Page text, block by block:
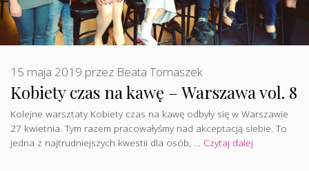
Kobiety czas na kawę – Warszawa vol. 8
15 maja 2019 przez Beata Tomaszek
Kolejne warsztaty Kobiety czas na kawę odbyły się w Warszawie
27 kwietnia. Tym razem pracowałyśmy nad akceptacją siebie. To
jedna z najtrudniejszych kwestii dla osób, … Czytaj dalej